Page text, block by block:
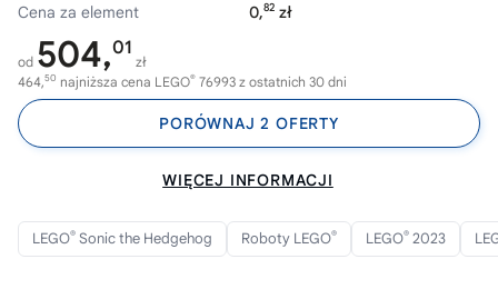
Cena za element
0,82 zł
od 504,01
zł
464,50 najniższa cena LEGO® 76993 z ostatnich 30 dni
PORÓWNAJ 2 OFERTY
WIĘCEJ INFORMACJI
LEGO® Sonic the Hedgehog Roboty LEGO® LEGO® 2023